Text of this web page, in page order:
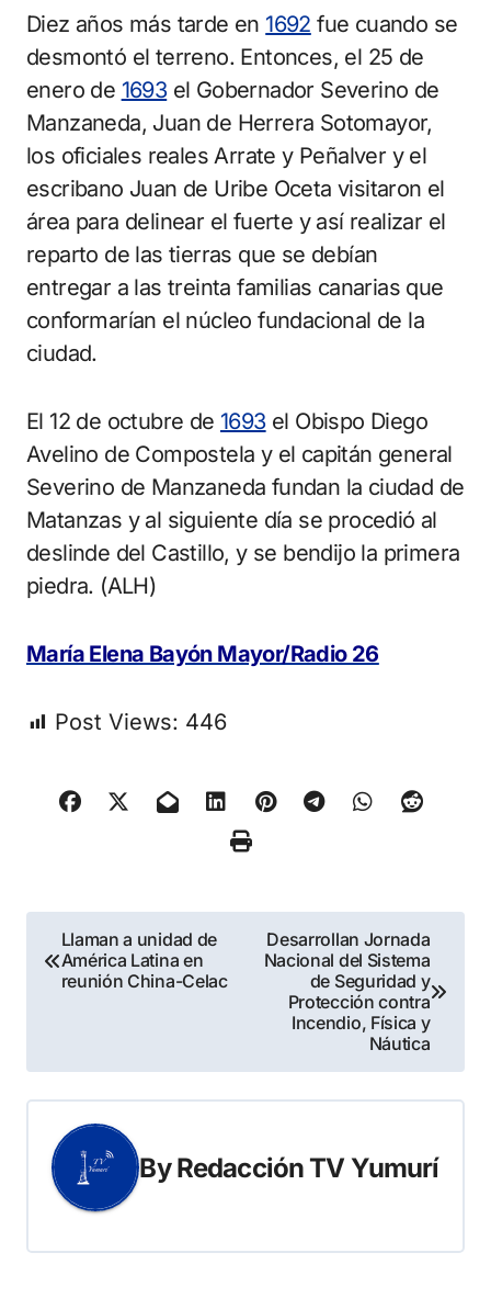
Diez años más tarde en 1692 fue cuando se
desmontó el terreno. Entonces, el 25 de
enero de 1693el Gobernador Severino de
Manzaneda, Juan de Herrera Sotomayor,
los oficiales reales Arrate y Peñalver y el
escribano Juan de Uribe Oceta visitaron el
área para delinear el fuerte y así realizar el
reparto de las tierras que se debían
entregar a las treinta familias canarias que
conformarían el núcleo fundacional de la
ciudad.
El 12 de octubre de 1693el Obispo Diego
Avelino de Compostela y el capitán general
Severino de Manzaneda fundan la ciudad de
Matanzas y al siguiente día se procedió al
deslinde del Castillo, y se bendijo la primera
piedra. (ALH)
María Elena Bayón Mayor/Radio 26
Post Views: 446
Navegación
de
Llaman a unidad de
América Latina en
reunión China-Celac
Desarrollan Jornada
Nacional del Sistema
de Seguridad y
Protección contra
Incendio, Física y
Náutica
ByRedacción TV Yumurí